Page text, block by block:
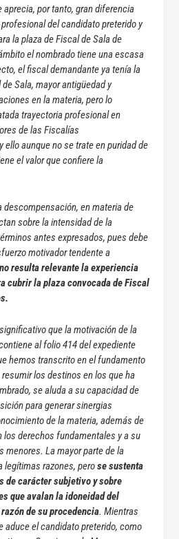
aprecia, por tanto, gran diferencia
del candidato preterido y
la plaza de Fiscal de Sala de
el nombrado tiene una escasa
el fiscal demandante ya tenía la
Sala, mayor antigüedad y
en la materia, pero lo
trayectoria profesional en
de las Fiscalías
ello aunque no se trate en puridad de
el valor que confiere la
descompensación, en materia de
sobre la intensidad de la
antes expresados, pues debe
motivador tendente a
resulta relevante la experiencia
cubrir la plaza convocada de Fiscal
que la motivación de la
al folio 414 del expediente
hemos transcrito en el fundamento
los destinos en los que ha
se aluda a su capacidad de
para generar sinergias
de la materia, además de
los derechos fundamentales y a su
menores. La mayor parte de la
legítimas razones, perose sustenta
de carácter subjetivo y sobre
que avalan la idoneidad del
de su procedencia. Mientras
aduce el candidato preterido, como